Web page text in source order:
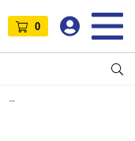
0